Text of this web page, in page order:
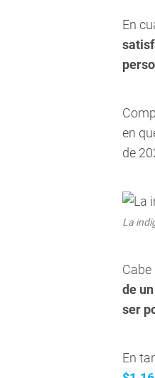
En
en
de
La
de
ser
En